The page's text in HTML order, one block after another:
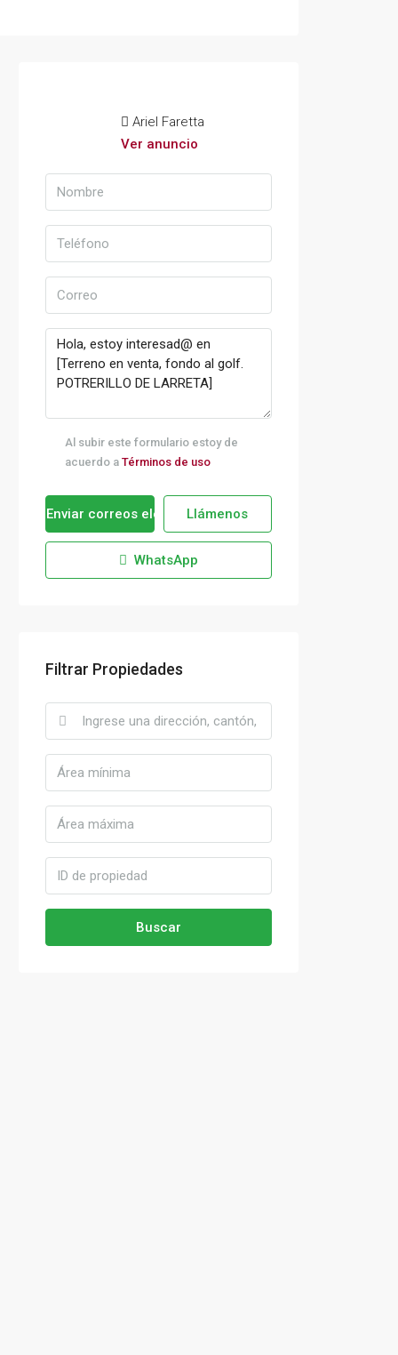
Ariel Faretta
Ver anuncio
Al subir este formulario estoy de
acuerdo a Términos de uso
Enviar correos electrónicos
Llámenos
WhatsApp
Filtrar Propiedades
Buscar